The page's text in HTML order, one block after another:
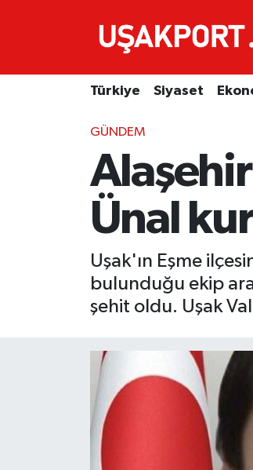
Türkiye Siyaset
GÜNDEM
Ünal
Uşak'ın Eşme
bulunduğu ekip
şehit oldu. Uşak
Ekonomi
İstanbul Hava Durumu
İstanbul Trafik Yoğunluk Haritası
Süper Lig Puan Durumu ve Fikstür
Tüm Manşetler
Son Dakika Haberleri
Haber Arşivi